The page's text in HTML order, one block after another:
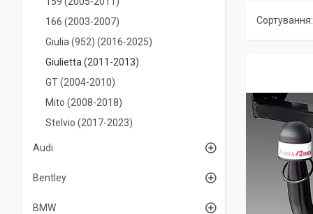
166 (2003-2007)
Giulia (952) (2016-2025)
Giulietta (2011-2013)
GT (2004-2010)
Mito (2008-2018)
Stelvio (2017-2023)
Audi
Bentley
BMW